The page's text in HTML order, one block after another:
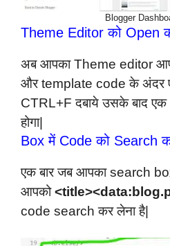
Blogger
Theme Editor को Open
अब आपका Theme editor
और template code के अंदर
CTRL+F दबाये उसके बाद
होगा|
Box में Code को Search
एक बार जब आपका search
आपको
code search कर लेना है|